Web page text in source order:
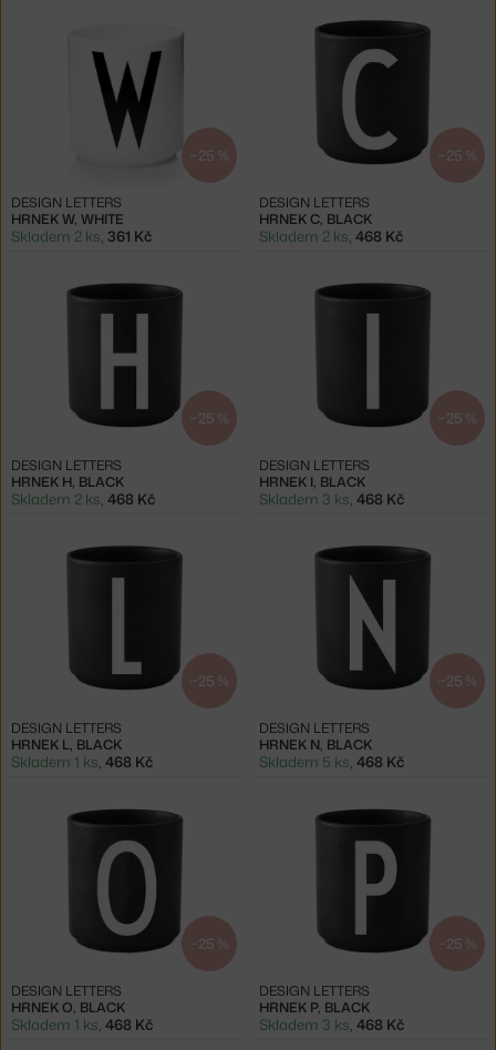
−25 %
HRNEK W, WHITE
DESIGN LETTERS
Skladem 2 ks, 361 Kč
−25 %
HRNEK C, BLACK
DESIGN LETTERS
Skladem 2 ks, 468 Kč
−25 %
HRNEK H, BLACK
DESIGN LETTERS
Skladem 2 ks, 468 Kč
−25 %
HRNEK I, BLACK
DESIGN LETTERS
Skladem 3 ks, 468 Kč
−25 %
HRNEK L, BLACK
DESIGN LETTERS
Skladem 1 ks, 468 Kč
−25 %
HRNEK N, BLACK
DESIGN LETTERS
Skladem 5 ks, 468 Kč
−25 %
HRNEK O, BLACK
DESIGN LETTERS
Skladem 1 ks, 468 Kč
−25 %
HRNEK P, BLACK
DESIGN LETTERS
Skladem 3 ks, 468 Kč